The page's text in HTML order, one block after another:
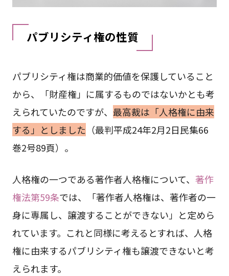
パブリシティ権の性質
パブリシティ権は商業的価値を保護していること
から、「財産権」に属するものではないかとも考
えられていたのですが、 最高裁は「人格権に由来
する」としました （最判平成24年2月2日民集66
巻2号89頁）。
人格権の一つである著作者人格権について、 著作
権法第59条では、「著作者人格権は、著作者の一
身に専属し、譲渡することができない」と定めら
れています。これと同様に考えるとすれば、人格
権に由来するパブリシティ権も譲渡できないと考
えられます。